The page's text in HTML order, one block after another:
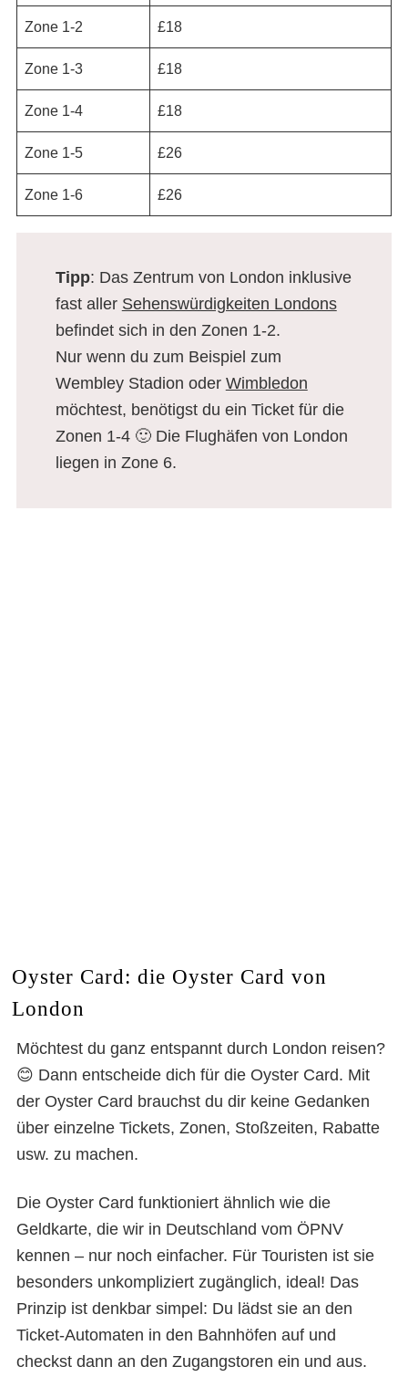
Zone 1-2 £18
Zone 1-3 £18
Zone 1-4 £18
Zone 1-5 £26
Zone 1-6 £26
Tipp: Das Zentrum von London inklusive
fast aller Sehenswürdigkeiten Londons
befindet sich in den Zonen 1-2.
Nur wenn du zum Beispiel zum
Wembley Stadion oder Wimbledon
möchtest, benötigst du ein Ticket für die
Zonen 1-4 🙂 Die Flughäfen von London
liegen in Zone 6.
Oyster Card: die Oyster Card von
London
Möchtest du ganz entspannt durch London reisen?
😊 Dann entscheide dich für die Oyster Card. Mit
der Oyster Card brauchst du dir keine Gedanken
über einzelne Tickets, Zonen, Stoßzeiten, Rabatte
usw. zu machen.
Die Oyster Card funktioniert ähnlich wie die
Geldkarte, die wir in Deutschland vom ÖPNV
kennen – nur noch einfacher. Für Touristen ist sie
besonders unkompliziert zugänglich, ideal! Das
Prinzip ist denkbar simpel: Du lädst sie an den
Ticket-Automaten in den Bahnhöfen auf und
checkst dann an den Zugangstoren ein und aus.